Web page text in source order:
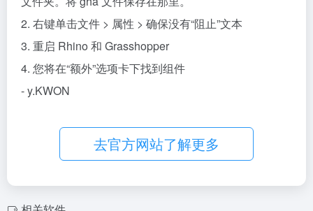
2. 右键单击文件 > 属性 > 确保没有“阻止”文本
3. 重启 Rhino 和 Grasshopper
4. 您将在“额外”选项卡下找到组件
- y.KWON
去官方网站了解更多